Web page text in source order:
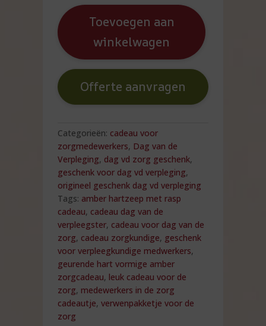
hartvormige
amberblokjes
met
rasp
aantal
Toevoegen aan
winkelwagen
Offerte aanvragen
Categorieën: cadeau voor
zorgmedewerkers, Dag van de
Verpleging, dag vd zorg geschenk,
geschenk voor dag vd verpleging,
origineel geschenk dag vd verpleging
Tags: amber hartzeep met rasp
cadeau, cadeau dag van de
verpleegster, cadeau voor dag van de
zorg, cadeau zorgkundige, geschenk
voor verpleegkundige medwerkers,
geurende hart vormige amber
zorgcadeau, leuk cadeau voor de
zorg, medewerkers in de zorg
cadeautje,verwenpakketje voor de
zorg